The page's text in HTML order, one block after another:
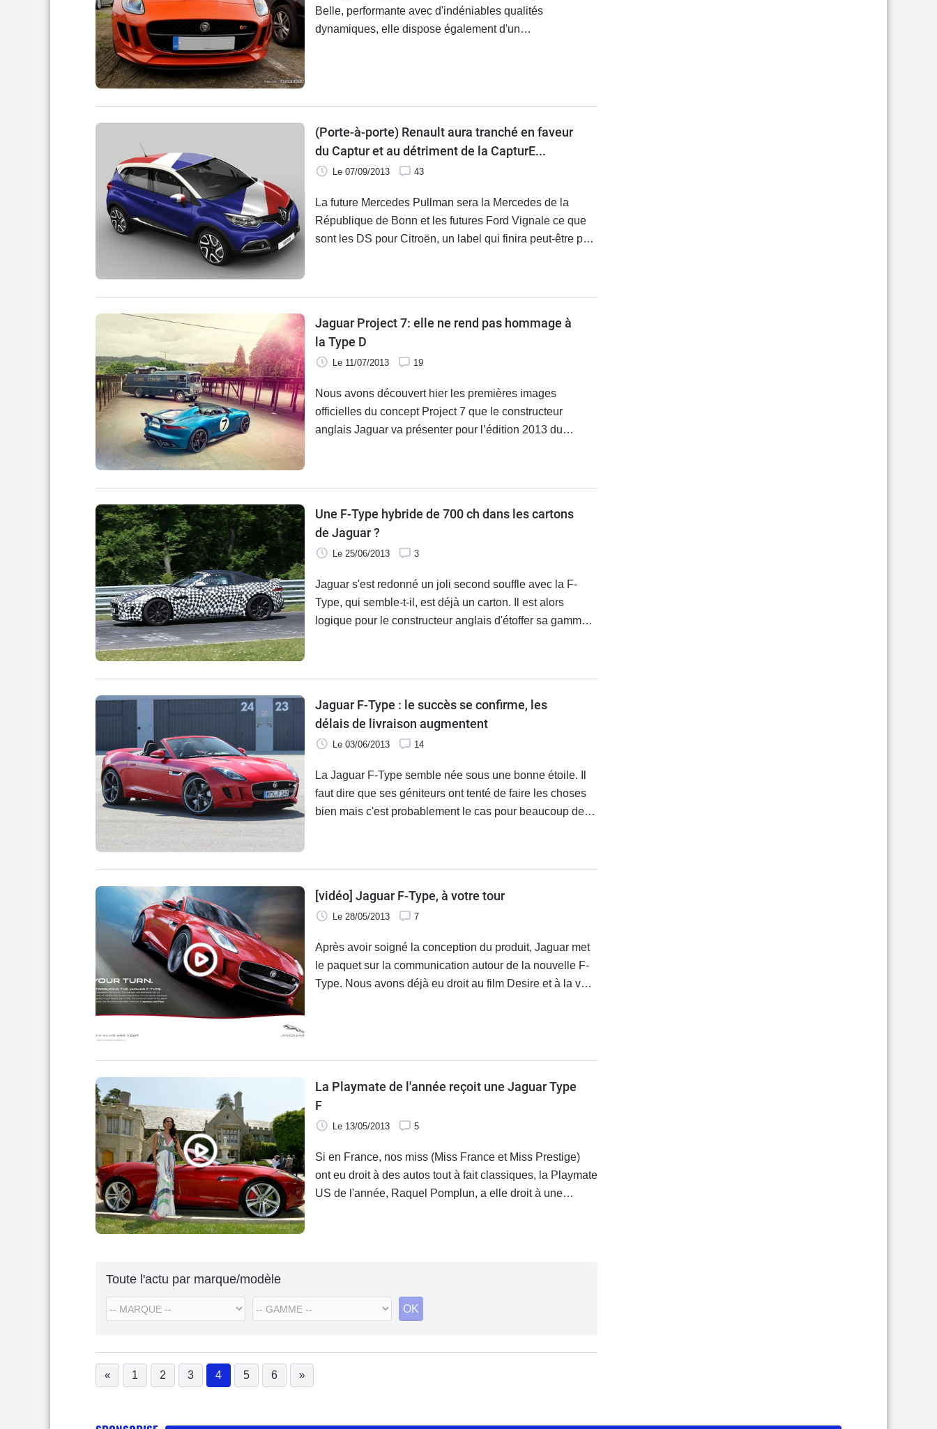
Belle, performante avec d'indéniables qualités
dynamiques, elle dispose également d'un
(Porte-à-porte) Renault aura tranché en faveur
du Captur et au détriment de la CapturE...
Le 07/09/2013 43
La future Mercedes Pullman sera la Mercedes de la
République de Bonn et les futures Ford Vignale ce que
sont les DS pour Citroën, un label qui finira peut-être par
Jaguar Project 7: elle ne rend pas hommage à
la Type D
Le 11/07/2013 19
Nous avons découvert hier les premières images
officielles du concept Project 7 que le constructeur
anglais Jaguar va présenter pour l’édition 2013 du
Est-ce bien le cas ?
Une F-Type hybride de 700 ch dans les cartons
de Jaguar ?
Le 25/06/2013 3
Jaguar s'est redonné un joli second souffle avec la F-
Type, qui semble-t-il, est déjà un carton. Il est alors
logique pour le constructeur anglais d'étoffer sa gamme
Jaguar F-Type : le succès se confirme, les
délais de livraison augmentent
Le 03/06/2013 14
La Jaguar F-Type semble née sous une bonne étoile. Il
faut dire que ses géniteurs ont tenté de faire les choses
bien mais c'est probablement le cas pour beaucoup de
délais de livraison s'allongent.
[vidéo] Jaguar F-Type, à votre tour
Le 28/05/2013 7
Après avoir soigné la conception du produit, Jaguar met
le paquet sur la communication autour de la nouvelle F-
Type. Nous avons déjà eu droit au film Desire et à la voix
La Playmate de l'année reçoit une Jaguar Type
F
Le 13/05/2013 5
Si en France, nos miss (Miss France et Miss Prestige)
ont eu droit à des autos tout à fait classiques, la Playmate
US de l'année, Raquel Pomplun, a elle droit à une
Toute l'actu par marque/modèle
OK
« 1 2 3 4
(current)
5 6 »